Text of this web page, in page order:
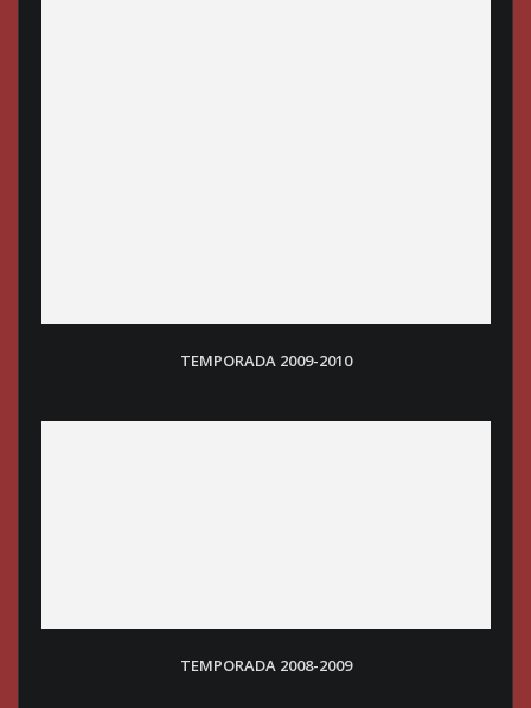
TEMPORADA 2009-2010
TEMPORADA 2008-2009